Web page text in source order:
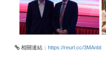
相關連結： https://reurl.cc/3MAnbl